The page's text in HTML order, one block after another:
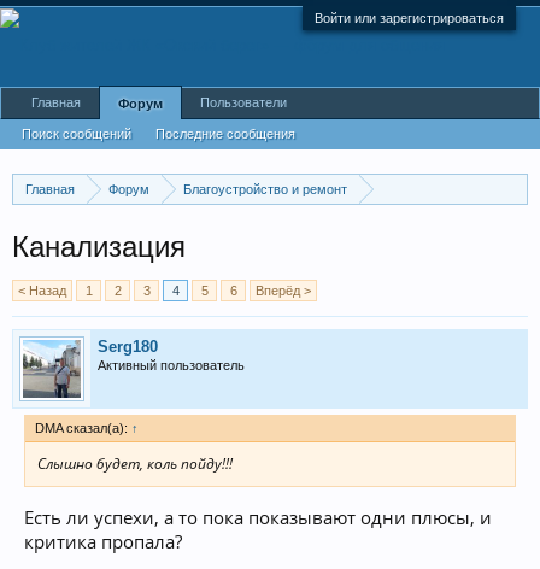
Войти или зарегистрироваться
Главная Форум
Благоустройство и ремонт
Канализация
< Назад 1 2 3 4 5 6 Вперёд >
Serg180
Активный пользователь
DMA сказал(а): ↑
Слышно будет, коль пойду!!!
Есть ли успехи, а то пока показывают одни плюсы, и
критика пропала?
Главная Форум
Поиск сообщений Последние сообщения
Пользователи